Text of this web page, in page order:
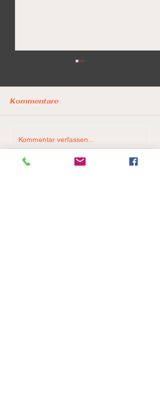
Game 5. Final Four. 🚨
Kommentare
Kommentar verfassen...